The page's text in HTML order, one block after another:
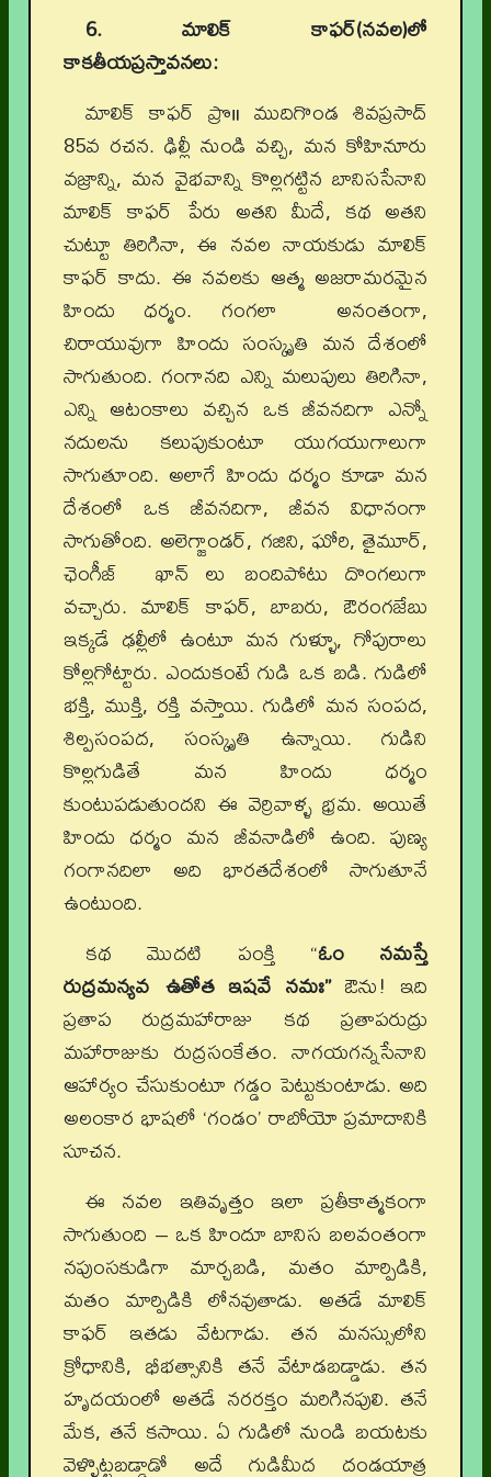
6. మాలిక్ కాఫర్(నవల)లో
కాకతీయప్రస్తావనలు:
మాలిక్ కాఫర్ ప్రొ॥ ముదిగొండ శివప్రసాద్
85వ రచన. ఢిల్లీ నుండి వచ్చి, మన కోహినూరు
వజ్రాన్ని, మన వైభవాన్ని కొల్లగట్టిన బానిససేనాని
మాలిక్ కాఫర్ పేరు అతని మీదే, కథ అతని
చుట్టూ తిరిగినా, ఈ నవల నాయకుడు మాలిక్
కాఫర్ కాదు. ఈ నవలకు ఆత్మ అజరామరమైన
హిందు ధర్మం. గంగలా అనంతంగా,
చిరాయువుగా హిందు సంస్కృతి మన దేశంలో
సాగుతుంది. గంగానది ఎన్ని మలుపులు తిరిగినా,
ఎన్ని ఆటంకాలు వచ్చిన ఒక జీవనదిగా ఎన్నో
నదులను కలుపుకుంటూ యుగయుగాలుగా
సాగుతూంది. అలాగే హిందు ధర్మం కూడా మన
దేశంలో ఒక జీవనదిగా, జీవన విధానంగా
సాగుతోంది. అలెగ్జాండర్, గజిని, ఘోరి, తైమూర్,
ఛెంగీజ్ ఖాన్ లు బందిపోటు దొంగలుగా
వచ్చారు. మాలిక్ కాఫర్, బాబరు, ఔరంగజేబు
ఇక్కడే ఢల్లీలో ఉంటూ మన గుళ్ళూ, గోపురాలు
కోల్లగోట్టారు. ఎందుకంటే గుడి ఒక బడి. గుడిలో
భక్తి, ముక్తి, రక్తి వస్తాయి. గుడిలో మన సంపద,
శిల్పసంపద, సంస్కృతి ఉన్నాయి. గుడిని
కొల్లగుడితే మన హిందు ధర్మం
కుంటుపడుతుందని ఈ వెర్రివాళ్ళ భ్రమ. అయితే
హిందు ధర్మం మన జీవనాడిలో ఉంది. పుణ్య
గంగానదిలా అది భారతదేశంలో సాగుతూనే
ఉంటుంది.
కథ మొదటి పంక్తి “ఓం నమస్తే
రుద్రమన్యవ ఉతోత ఇషవే నమః”ఔను! ఇది
ప్రతాప రుద్రమహారాజు కథ ప్రతాపరుద్రు
మహారాజుకు రుద్రసంకేతం. నాగయగన్నసేనాని
ఆహార్యం చేసుకుంటూ గడ్డం పెట్టుకుంటాడు. అది
అలంకార భాషలో ‘గండం’ రాబోయో ప్రమాదానికి
సూచన.
ఈ నవల ఇతివృత్తం ఇలా ప్రతీకాత్మకంగా
సాగుతుంది – ఒక హిందూ బానిస బలవంతంగా
నపుంసకుడిగా మార్చబడి, మతం మార్పిడికి,
మతం మార్పిడికి లోనవుతాడు. అతడే మాలిక్
కాఫర్ ఇతడు వేటగాడు. తన మనస్సులోని
క్రోధానికి, భీభత్సానికి తనే వేటాడబడ్డాడు. తన
హృదయంలో అతడే నరరక్తం మరిగినపులి. తనే
మేక, తనే కసాయి. ఏ గుడిలో నుండి బయటకు
వెళ్ళొట్టబడ్డాడో అదే గుడిమీద దండయాత్ర